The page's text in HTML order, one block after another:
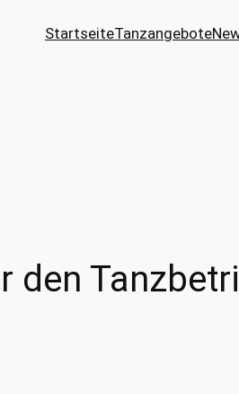
StartseiteTanzangebote
den